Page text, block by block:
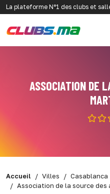
La plateforme N°1 des clubs et
ASSOCIATION DE
Accueil Villes
Casablanca
Association de la source des